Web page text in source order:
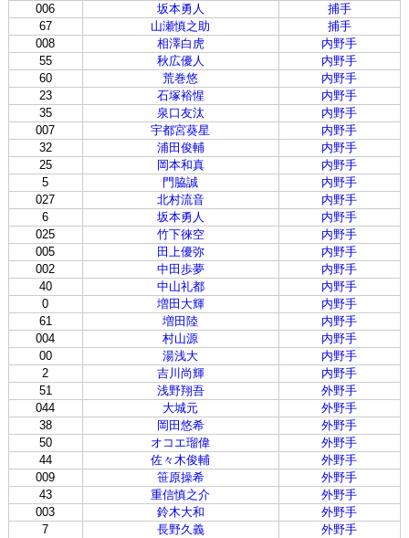
006
坂本勇人
捕手
67
山瀬慎之助
捕手
008
相澤白虎
内野手
55
秋広優人
内野手
60
荒巻悠
内野手
23
石塚裕惺
内野手
35
泉口友汰
内野手
007
宇都宮葵星
内野手
32
浦田俊輔
内野手
25
岡本和真
内野手
5
門脇誠
内野手
027
北村流音
内野手
6
坂本勇人
内野手
025
竹下徠空
内野手
005
田上優弥
内野手
002
中田歩夢
内野手
40
中山礼都
内野手
0
増田大輝
内野手
61
増田陸
内野手
004
村山源
内野手
00
湯浅大
内野手
2
吉川尚輝
内野手
51
浅野翔吾
外野手
044
大城元
外野手
38
岡田悠希
外野手
50
オコエ瑠偉
外野手
44
佐々木俊輔
外野手
009
笹原操希
外野手
43
重信慎之介
外野手
003
鈴木大和
外野手
7
長野久義
外野手